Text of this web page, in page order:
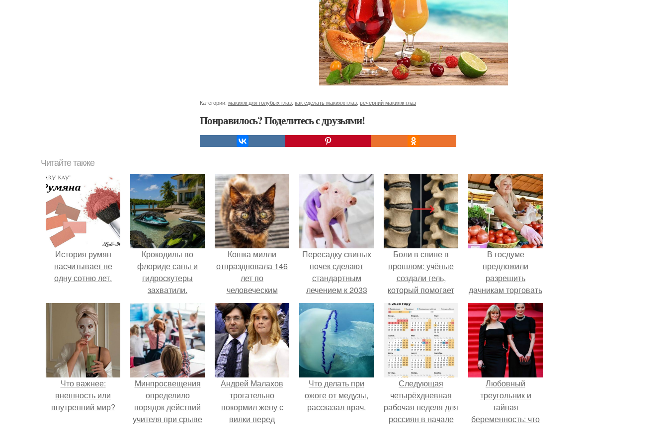
Категории: макияж для голубых глаз как сделать макияж глаз вечерний макияж глаз
Понравилось? Поделитесь с друзьями!
Читайте также
История румян
насчитывает не
одну сотню лет.
Крокодилы во
флориде сапы и
гидроскутеры
захватили.
Кошка милли
отпраздновала 146
лет по
человеческим
Меркам и
претендует на
звание самой
старой в мире.
Пересадку свиных
почек сделают
стандартным
лечением к 2033
году в Японии.
Боли в спине в
прошлом: учёные
создали гель,
который помогает
восстанавливать
межпозвоночные
диски.
В госдуме
предложили
разрешить
дачникам торговать
своей
сельхозпродукцией
в людных местах.
Что важнее:
внешность или
внутренний мир?
Минпросвещения
определило
порядок действий
учителя при срыве
Андрей Малахов
трогательно
покормил жену с
вилки перед
Что делать при
ожоге от медузы,
рассказал врач.
Следующая
четырёхдневная
рабочая неделя для
россиян в начале
Любовный
треугольник и
тайная
беременность: что